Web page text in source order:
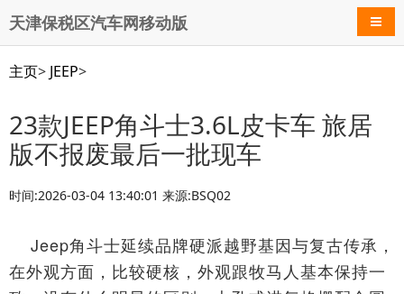
天津保税区汽车网移动版 导航
主页> JEEP>
23款JEEP角斗士3.6L皮卡车 旅居
版不报废最后一批现车
时间:2026-03-04 13:40:01 来源:BSQ02
Jeep角斗士延续品牌硬派越野基因与复古传承，
在外观方面，比较硬核，外观跟牧马人基本保持一